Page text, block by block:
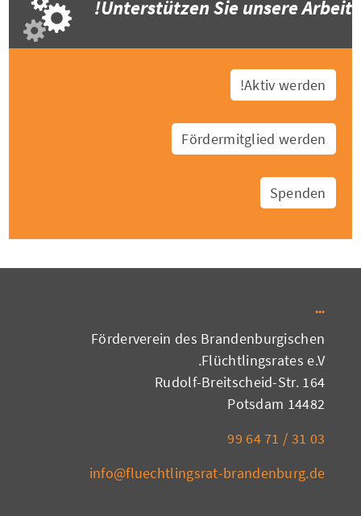
Unterstützen Sie unsere Arbeit!
Aktiv werden!
Fördermitglied werden
Spenden
Förderverein des Brandenburgischen
Flüchtlingsrates e.V.
Rudolf-Breitscheid-Str. 164
14482 Potsdam
03 31 / 71 64 99
info@fluechtlingsrat-brandenburg.de